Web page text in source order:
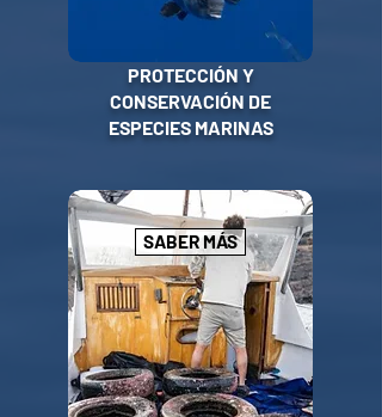
PROTECCIÓN Y
CONSERVACIÓN DE
ESPECIES MARINAS
SABER MÁS